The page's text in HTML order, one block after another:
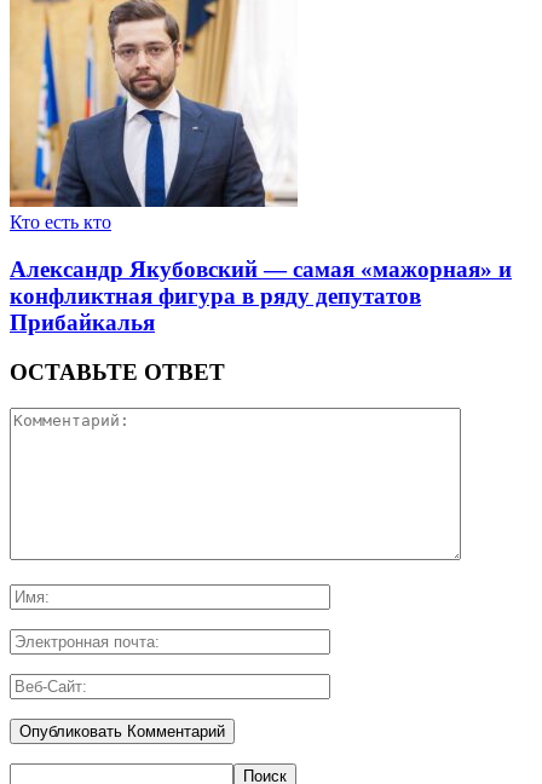
Кто есть кто
Александр Якубовский — самая «мажорная» и
конфликтная фигура в ряду депутатов
Прибайкалья
ОСТАВЬТЕ ОТВЕТ